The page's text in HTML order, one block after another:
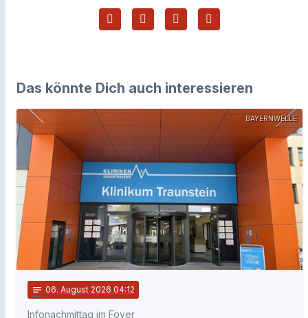
Das könnte Dich auch interessieren
BAYERNWELLE
notes 06. August 2026 04:12
Infonachmittag im Foyer